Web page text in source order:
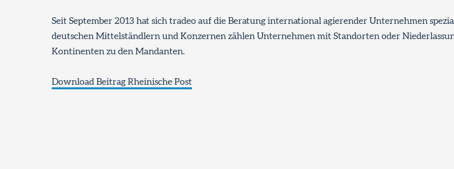
Seit September 2013 hat sich tradeo auf die Beratung international agierender Unternehmen
deutschen Mittelständlern und Konzernen zählen Unternehmen mit Standorten oder
Kontinenten zu den Mandanten.
Download Beitrag Rheinische Post